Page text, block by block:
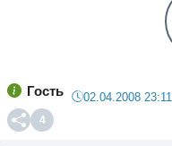
Гость 02.04.2008
4